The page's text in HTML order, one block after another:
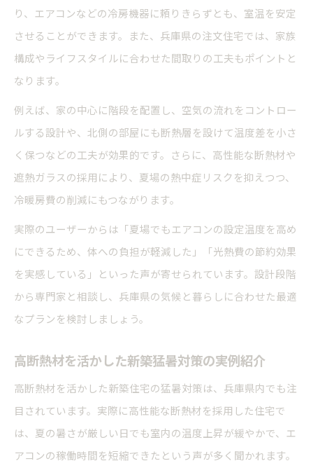
り、エアコンなどの冷房機器に頼りきらずとも、室温を安定
させることができます。また、兵庫県の注文住宅では、家族
構成やライフスタイルに合わせた間取りの工夫もポイントと
なります。
例えば、家の中心に階段を配置し、空気の流れをコントロー
ルする設計や、北側の部屋にも断熱層を設けて温度差を小さ
く保つなどの工夫が効果的です。さらに、高性能な断熱材や
遮熱ガラスの採用により、夏場の熱中症リスクを抑えつつ、
冷暖房費の削減にもつながります。
実際のユーザーからは「夏場でもエアコンの設定温度を高め
にできるため、体への負担が軽減した」「光熱費の節約効果
を実感している」といった声が寄せられています。設計段階
から専門家と相談し、兵庫県の気候と暮らしに合わせた最適
なプランを検討しましょう。
高断熱材を活かした新築猛暑対策の実例紹介
高断熱材を活かした新築住宅の猛暑対策は、兵庫県内でも注
目されています。実際に高性能な断熱材を採用した住宅で
は、夏の暑さが厳しい日でも室内の温度上昇が緩やかで、エ
アコンの稼働時間を短縮できたという声が多く聞かれます。